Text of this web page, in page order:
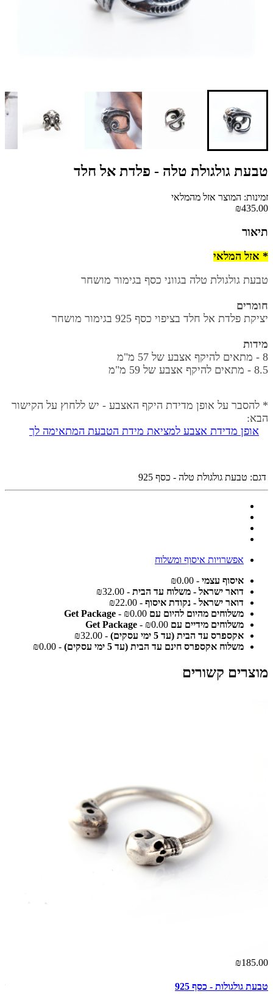
טבעת גולגולת טלה - פלדת אל חלד
זמינות: המוצר אזל מהמלאי
₪435.00
תיאור
* אזל המלאי
טבעת גולגולת טלה בגווני כסף בגימור מושחר
חומרים
יציקת פלדת אל חלד בציפוי כסף 925 בגימור מושחר
מידות
8 - מתאים להיקף אצבע של 57 מ"מ
8.5 -
מתאים להיקף אצבע של 59 מ"מ
* להסבר על אופן מדידת היקף האצבע - יש ללחוץ על הקישור
הבא:
אופן מדידת אצבע למציאת מידת הטבעת המתאימה לך
דגם: טבעת גולגולת טלה - כסף 925
אפשרויות איסוף ומשלוח
איסוף עצמי - ₪0.00
דואר ישראל - משלוח עד הבית - ₪32.00
דואר ישראל - נקודת איסוף - ₪22.00
משלוחים מהיום להיום עם Get Package - ₪0.00
משלוחים מידיים עם Get Package - ₪0.00
אקספרס עד הבית (עד 5 ימי עסקים)
- ₪32.00
משלוח אקספרס חינם עד הבית (עד 5 ימי עסקים)
- ₪0.00
מוצרים קשורים
₪185.00
טבעת גולגולות - כסף 925